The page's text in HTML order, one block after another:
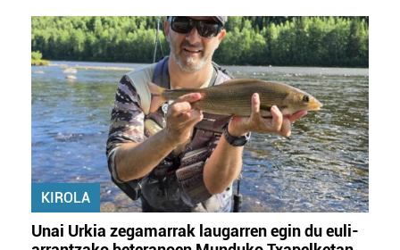
KIROLA
Unai Urkia zegamarrak laugarren egin du euli-